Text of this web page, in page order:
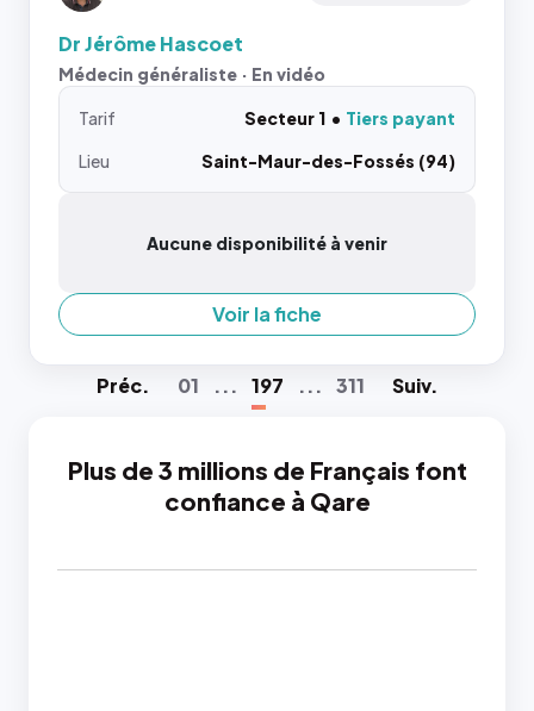
Dr Jérôme Hascoet
Médecin généraliste · En vidéo
Tarif Secteur 1
Tiers payant
Lieu
Saint-Maur-des-Fossés (94)
Aucune disponibilité à venir
Voir la fiche
Préc. 01 ... 197 ... 311 Suiv.
Plus de 3 millions de Français font
confiance à Qare